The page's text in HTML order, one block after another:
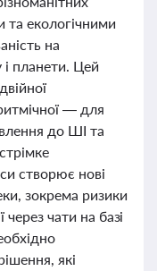
та екологічними
на
планети. Цей
— для
до ШІ та
створює нові
зокрема ризики
чати на базі
які